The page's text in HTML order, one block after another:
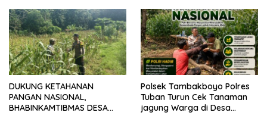
DUKUNG KETAHANAN
PANGAN NASIONAL,
BHABINKAMTIBMAS DESA
Polsek Tambakboyo Polres
Tuban Turun Cek Tanaman
jagung Warga di Desa